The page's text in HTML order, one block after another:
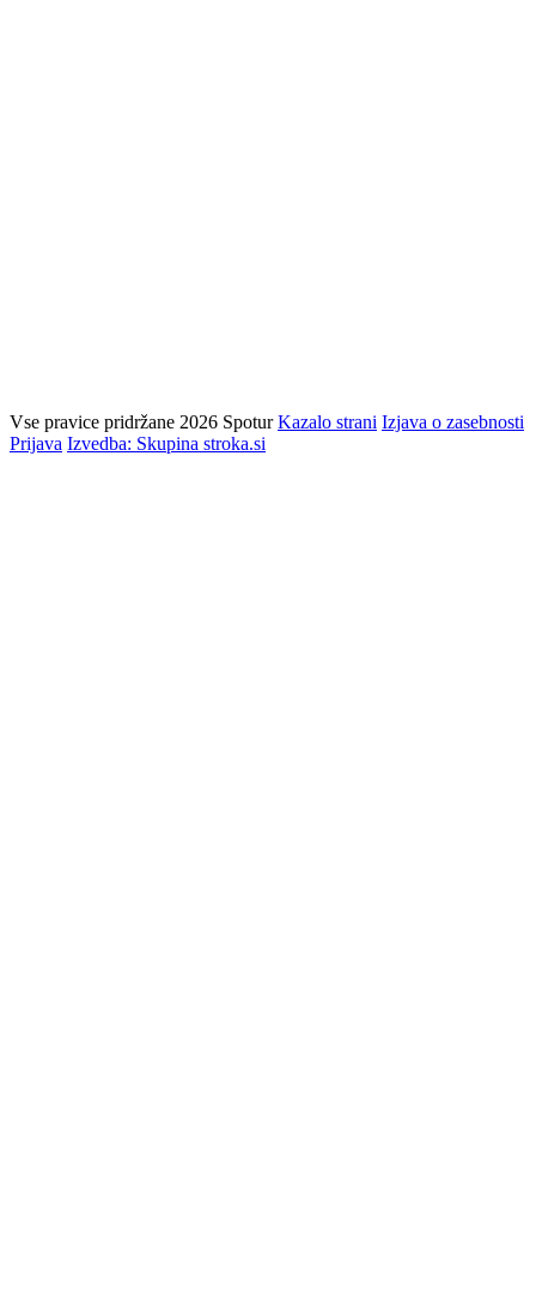
Vse pravice pridržane 2026 Spotur Kazalo strani Izjava o zasebnosti
Prijava Izvedba: Skupina stroka.si